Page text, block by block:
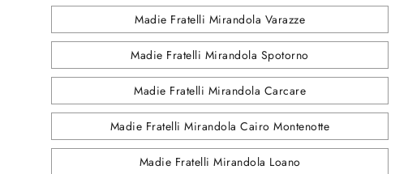
Madie Fratelli Mirandola Varazze
Madie Fratelli Mirandola Spotorno
Madie Fratelli Mirandola Carcare
Madie Fratelli Mirandola Cairo Montenotte
Madie Fratelli Mirandola Loano